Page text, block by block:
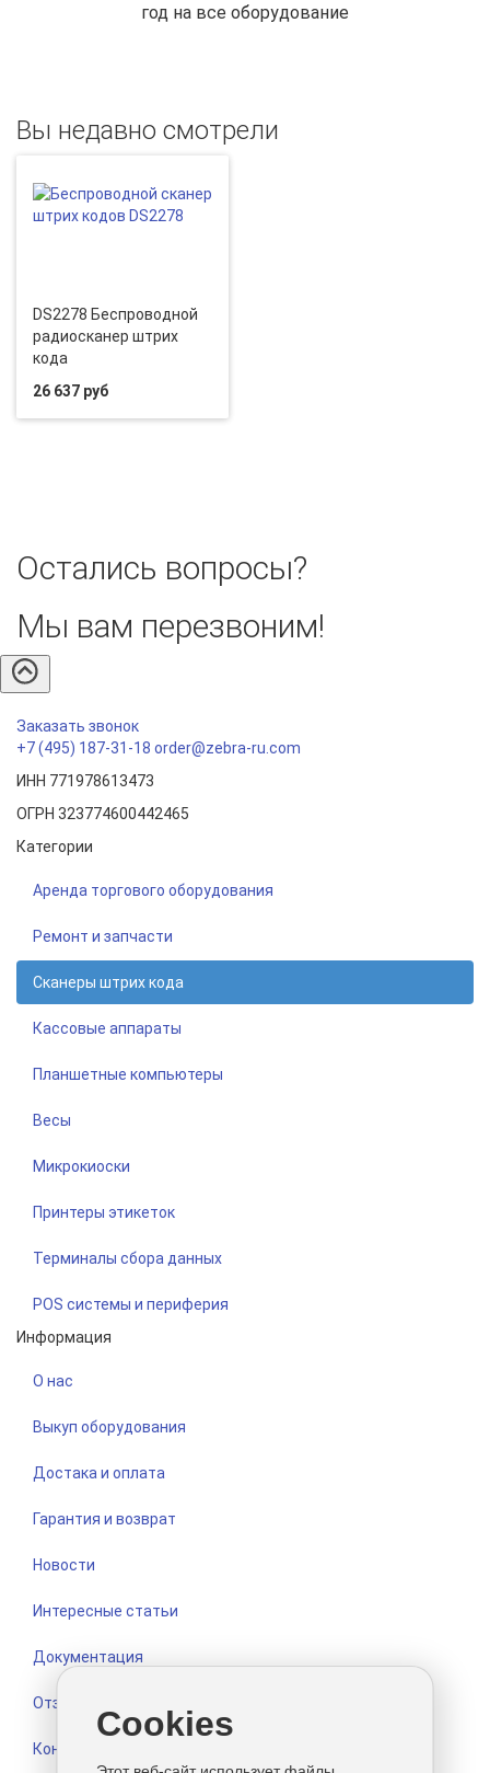
год на все оборудование
Вы недавно смотрели
DS2278 Беспроводной
радиосканер штрих
кода
26 637 руб
Остались вопросы?
Мы вам перезвоним!
Заказать звонок
+7 (495) 187-31-18 order@zebra-ru.com
ИНН 771978613473
ОГРН 323774600442465
Категории
Аренда торгового оборудования
Ремонт и запчасти
Сканеры штрих кода
Кассовые аппараты
Планшетные компьютеры
Весы
Микрокиоски
Принтеры этикеток
Терминалы сбора данных
POS системы и периферия
Информация
О нас
Выкуп оборудования
Достака и оплата
Гарантия и возврат
Новости
Интересные статьи
Документация
Отзывы
Контакты
Cookies